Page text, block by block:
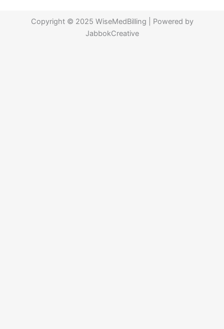
Copyright © 2025 WiseMedBilling | Powered by
JabbokCreative